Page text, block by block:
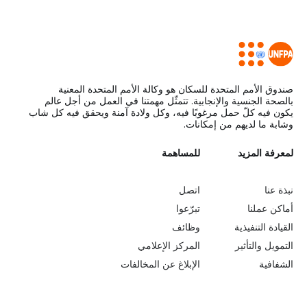
صندوق الأمم المتحدة للسكان هو وكالة الأمم المتحدة المعنية
بالصحة الجنسية والإنجابية. تتمثّل مهمتنا في العمل من أجل عالم
يكون فيه كلّ حمل مرغوبًا فيه، وكل ولادة آمنة ويحقق فيه كل شاب
وشابة ما لديهم من إمكانات.
L
e
a
r
n
لمعرفة المزيد
نبذة عنا
أماكن عملنا
القيادة التنفيذية
التمويل والتأثير
الشفافية
G
o
b
e
y
للمساهمة
اتصل
تبرّعوا
وظائف
المركز الإعلامي
الإبلاغ عن المخالفات